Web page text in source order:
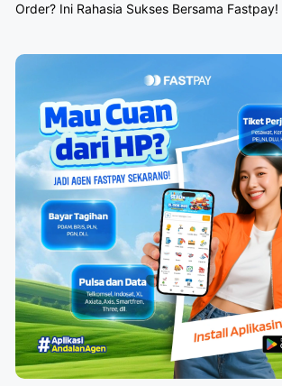
Order? Ini Rahasia Sukses Bersama Fastpay!